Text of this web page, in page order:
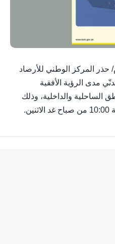
حذر المركز الوطني للأرصاد
مدى الرؤية الأفقية
الساحلية والداخلية، وذلك